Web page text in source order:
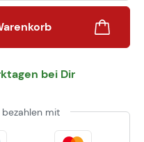
bei Dir
mit